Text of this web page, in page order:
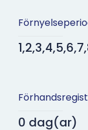
0 dag(ar)